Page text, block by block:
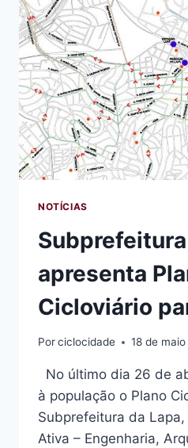
NOTÍCIAS
apresenta
Cicloviário
Porciclocidade 18 de
No último dia 26 de
à população o Plano
Subprefeitura da
Ativa – Engenharia,